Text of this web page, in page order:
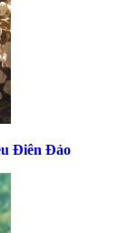
Điên Đảo